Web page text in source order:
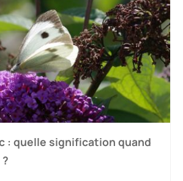
: quelle signification quand